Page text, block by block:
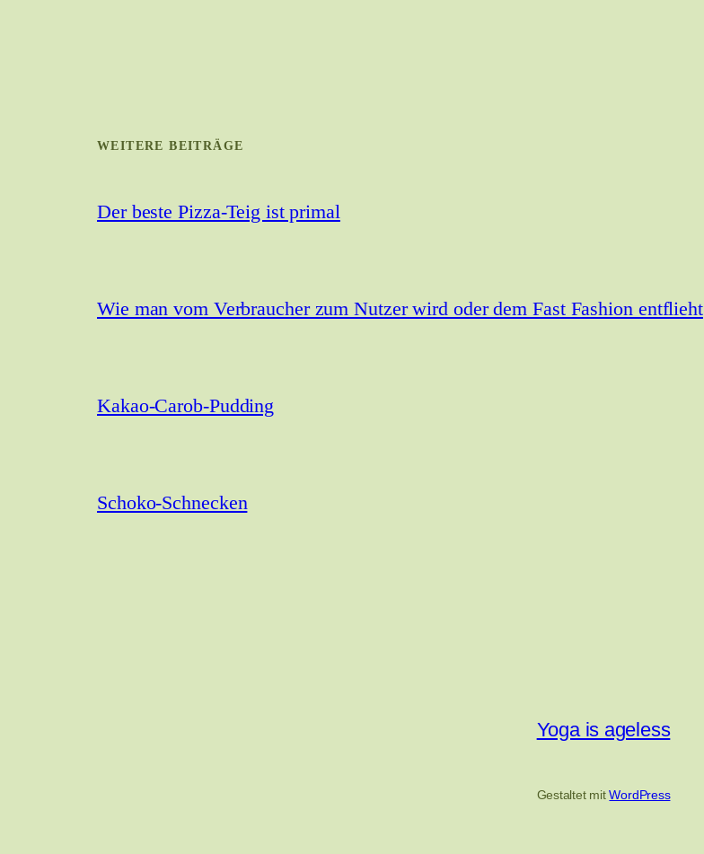
WEITERE BEITRÄGE
Der beste Pizza-Teig ist primal
Wie man vom Verbraucher zum Nutzer wird oder dem Fast Fashion entflieht
Kakao-Carob-Pudding
Schoko-Schnecken
Yoga is ageless
Gestaltet mitWordPress